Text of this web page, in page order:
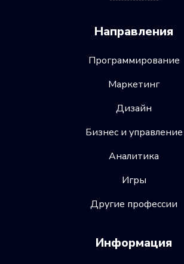
Направления
Программирование
Маркетинг
Дизайн
Бизнес и управление
Аналитика
Игры
Другие профессии
Информация